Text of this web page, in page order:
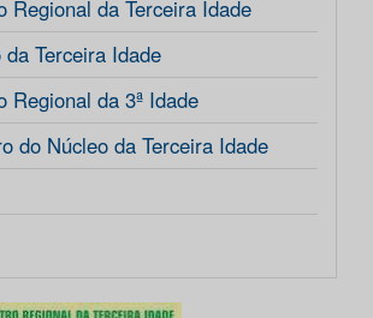
Regional da Terceira Idade
Terceira Idade
Regional da 3ª Idade
do Núcleo da Terceira Idade